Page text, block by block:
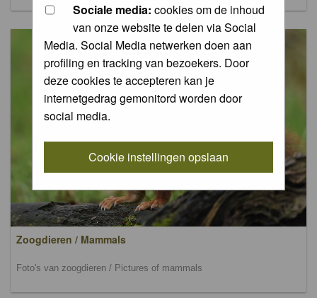
Sociale media: cookies om de inhoud
van onze website te delen via Social
Media. Social Media netwerken doen aan
profiling en tracking van bezoekers. Door
deze cookies te accepteren kan je
internetgedrag gemonitord worden door
social media.
Cookie instellingen opslaan
Zoogdieren / Mammals
Foto's van zoogdieren / Pictures of mammals